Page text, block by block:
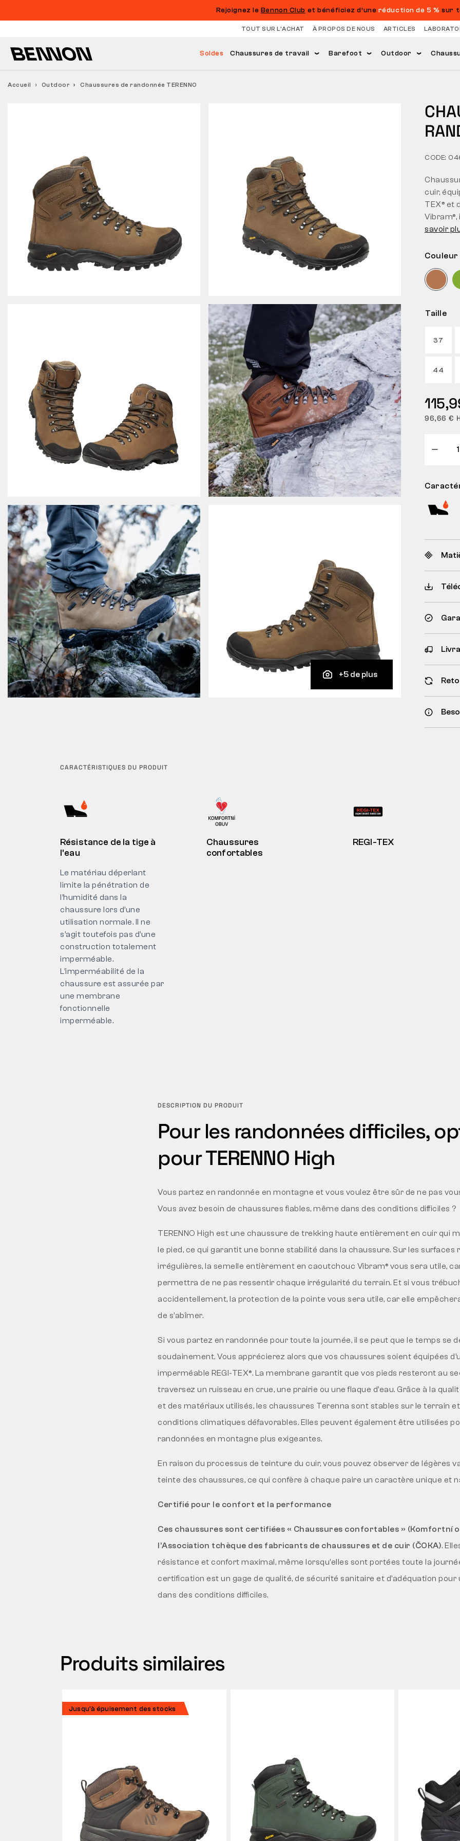
Rejoignez le Bennon Club et bénéficiez d’une réduction de 5 % sur
TOUT SUR L’ACHAT À PROPOS DE NOUS ARTICLES
Soldes Chaussures de travail Barefoot Outdoor
Accueil Outdoor Chaussures de randonnée TERENNO
+5 de plus
CODE:
Couleur
Taille
37
44
96,66 €
cuir,
TEX® et
savoir
CARACTÉRISTIQUES DU PRODUIT
Résistance de la tige à
l'eau
Le matériau déperlant
limite la pénétration de
l’humidité dans la
chaussure lors d’une
utilisation normale. Il ne
s’agit toutefois pas d’une
construction totalement
imperméable.
L’imperméabilité de la
chaussure est assurée par
une membrane
fonctionnelle
imperméable.
Chaussures
confortables
REGI-TEX
DESCRIPTION DU PRODUIT
Pour les randonnées difficiles,
pour TERENNO High
Vous partez en randonnée en montagne et vous voulez être sûr de ne pas
Vous avez besoin de chaussures fiables, même dans des conditions difficiles ?
TERENNO High est une chaussure de trekking haute entièrement en cuir qui
le pied, ce qui garantit une bonne stabilité dans la chaussure. Sur les surfaces
irrégulières, la semelle entièrement en caoutchouc Vibram® vous sera utile,
permettra de ne pas ressentir chaque irrégularité du terrain. Et si vous
accidentellement, la protection de la pointe vous sera utile, car elle
de s’abîmer.
Si vous partez en randonnée pour toute la journée, il se peut que le temps se
soudainement. Vous apprécierez alors que vos chaussures soient équipées
imperméable REGI-TEX®. La membrane garantit que vos pieds resteront au
traversez un ruisseau en crue, une prairie ou une flaque d’eau. Grâce à la
et des matériaux utilisés, les chaussures Terenna sont stables sur le terrain
conditions climatiques défavorables. Elles peuvent également être utilisées
randonnées en montagne plus exigeantes.
En raison du processus de teinture du cuir, vous pouvez observer de légères
teinte des chaussures, ce qui confère à chaque paire un caractère unique et
Certifié pour le confort et la performance
Ces chaussures sont certifiées « Chaussures confortables » (Komfortní
l’Association tchèque des fabricants de chaussures et de cuir (ČOKA).
résistance et confort maximal, même lorsqu’elles sont portées toute la
certification est un gage de qualité, de sécurité sanitaire et d’adéquation
dans des conditions difficiles.
Produits similaires
Jusqu'à épuisement des stocks